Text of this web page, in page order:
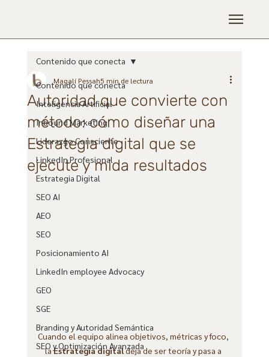
Contenido que conecta
Inteligencia Artificial
Inbound Marketing
Liderazgo Consciente
LinkedIn Profesional
Estrategia Digital
SEO AI
AEO
SEO
Posicionamiento AI
LinkedIn employee Advocacy
GEO
SGE
Branding y Autoridad Semántica
SEO y Optimización Avanzada
Contenido que conecta
Autoridad que convierte con
método: cómo diseñar una
Estrategia digital que se
ejecute y mida resultados
Magalí Pessah5 min de lectura
Cuando el equipo alinea objetivos, métricas y foco,
la Estrategia digital deja de ser teoría y pasa a